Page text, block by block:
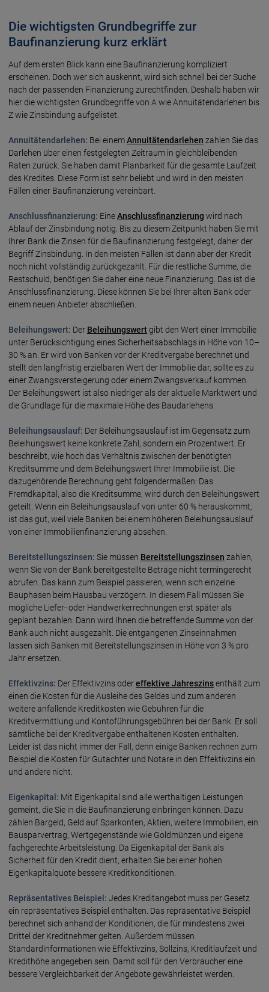
Die wichtigsten Grundbegriffe zur
Baufinanzierung kurz erklärt
Auf dem ersten Blick kann eine Baufinanzierung kompliziert
erscheinen. Doch wer sich auskennt, wird sich schnell bei der Suche
nach der passenden Finanzierung zurechtfinden. Deshalb haben wir
hier die wichtigsten Grundbegriffe von A wie Annuitätendarlehen bis
Z wie Zinsbindung aufgelistet.
Annuitätendarlehen: Bei einemAnnuitätendarlehen zahlen Sie das
Darlehen über einen festgelegten Zeitraum in gleichbleibenden
Raten zurück. Sie haben damit Planbarkeit für die gesamte Laufzeit
des Kredites. Diese Form ist sehr beliebt und wird in den meisten
Fällen einer Baufinanzierung vereinbart.
Anschlussfinanzierung: EineAnschlussfinanzierung wird nach
Ablauf der Zinsbindung nötig. Bis zu diesem Zeitpunkt haben Sie mit
Ihrer Bank die Zinsen für die Baufinanzierung festgelegt, daher der
Begriff Zinsbindung. In den meisten Fällen ist dann aber der Kredit
noch nicht vollständig zurückgezahlt. Für die restliche Summe, die
Restschuld, benötigen Sie daher eine neue Finanzierung. Das ist die
Anschlussfinanzierung. Diese können Sie bei Ihrer alten Bank oder
einem neuen Anbieter abschließen.
Beleihungswert: Der Beleihungswertgibt den Wert einer Immobilie
unter Berücksichtigung eines Sicherheitsabschlags in Höhe von 10–
30 % an. Er wird von Banken vor der Kreditvergabe berechnet und
stellt den langfristig erzielbaren Wert der Immobilie dar, sollte es zu
einer Zwangsversteigerung oder einem Zwangsverkauf kommen.
Der Beleihungswert ist also niedriger als der aktuelle Marktwert und
die Grundlage für die maximale Höhe des Baudarlehens.
Beleihungsauslauf: Der Beleihungsauslauf ist im Gegensatz zum
Beleihungswert keine konkrete Zahl, sondern ein Prozentwert. Er
beschreibt, wie hoch das Verhältnis zwischen der benötigten
Kreditsumme und dem Beleihungswert Ihrer Immobilie ist. Die
dazugehörende Berechnung geht folgendermaßen: Das
Fremdkapital, also die Kreditsumme, wird durch den Beleihungswert
geteilt. Wenn ein Beleihungsauslauf von unter 60 % herauskommt,
ist das gut, weil viele Banken bei einem höheren Beleihungsauslauf
von einer Immobilienfinanzierung absehen.
Bereitstellungszinsen: Sie müssen Bereitstellungszinsen zahlen,
wenn Sie von der Bank bereitgestellte Beträge nicht termingerecht
abrufen. Das kann zum Beispiel passieren, wenn sich einzelne
Bauphasen beim Hausbau verzögern. In diesem Fall müssen Sie
mögliche Liefer- oder Handwerkerrechnungen erst später als
geplant bezahlen. Dann wird Ihnen die betreffende Summe von der
Bank auch nicht ausgezahlt. Die entgangenen Zinseinnahmen
lassen sich Banken mit Bereitstellungszinsen in Höhe von 3 % pro
Jahr ersetzen.
Effektivzins: Der Effektivzins odereffektive Jahreszinsenthält zum
einen die Kosten für die Ausleihe des Geldes und zum anderen
weitere anfallende Kreditkosten wie Gebühren für die
Kreditvermittlung und Kontoführungsgebühren bei der Bank. Er soll
sämtliche bei der Kreditvergabe enthaltenen Kosten enthalten.
Leider ist das nicht immer der Fall, denn einige Banken rechnen zum
Beispiel die Kosten für Gutachter und Notare in den Effektivzins ein
und andere nicht.
Eigenkapital: Mit Eigenkapital sind alle werthaltigen Leistungen
gemeint, die Sie in die Baufinanzierung einbringen können. Dazu
zählen Bargeld, Geld auf Sparkonten, Aktien, weitere Immobilien, ein
Bausparvertrag, Wertgegenstände wie Goldmünzen und eigene
fachgerechte Arbeitsleistung. Da Eigenkapital der Bank als
Sicherheit für den Kredit dient, erhalten Sie bei einer hohen
Eigenkapitalquote bessere Kreditkonditionen.
Repräsentatives Beispiel: Jedes Kreditangebot muss per Gesetz
ein repräsentatives Beispiel enthalten. Das repräsentative Beispiel
berechnet sich anhand der Konditionen, die für mindestens zwei
Drittel der Kreditnehmer gelten. Außerdem müssen
Standardinformationen wie Effektivzins, Sollzins, Kreditlaufzeit und
Kredithöhe angegeben sein. Damit soll für den Verbraucher eine
bessere Vergleichbarkeit der Angebote gewährleistet werden.